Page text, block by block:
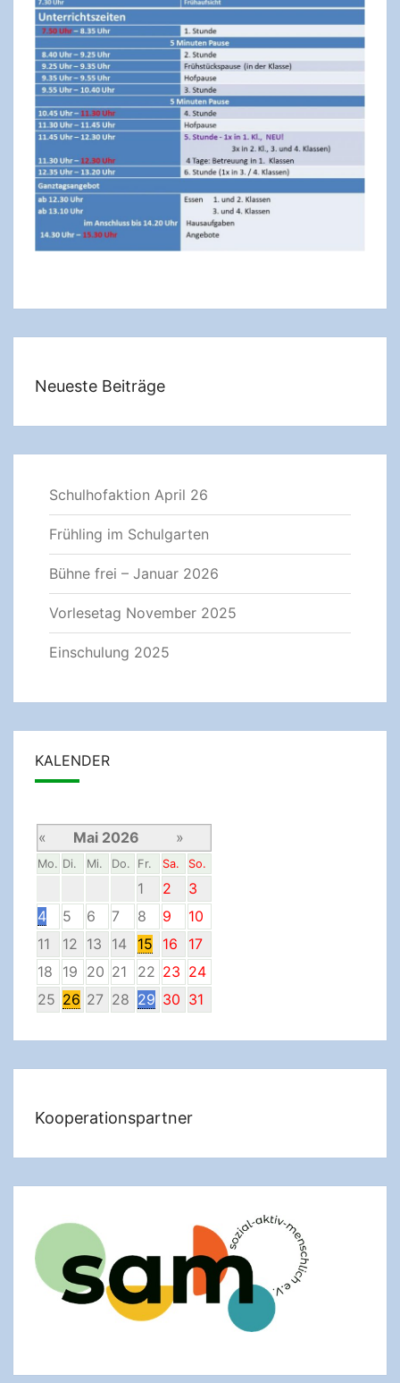
Neueste Beiträge
Schulhofaktion April 26
Frühling im Schulgarten
Bühne frei – Januar 2026
Vorlesetag November 2025
Einschulung 2025
KALENDER
« Mai 2026 »
Mo. Di. Mi. Do. Fr. Sa. So.
1 2
3
4
5 6 7 8 9
10
11
12 13 14 15 16
17
18
19 20 21 22 23 24
25 26 27 28 29 30 31
Kooperationspartner